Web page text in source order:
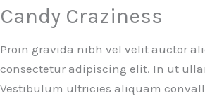
Candy Craziness
Proin gravida nibh vel velit auctor
consectetur adipiscing elit. In ut
Vestibulum ultricies aliquam